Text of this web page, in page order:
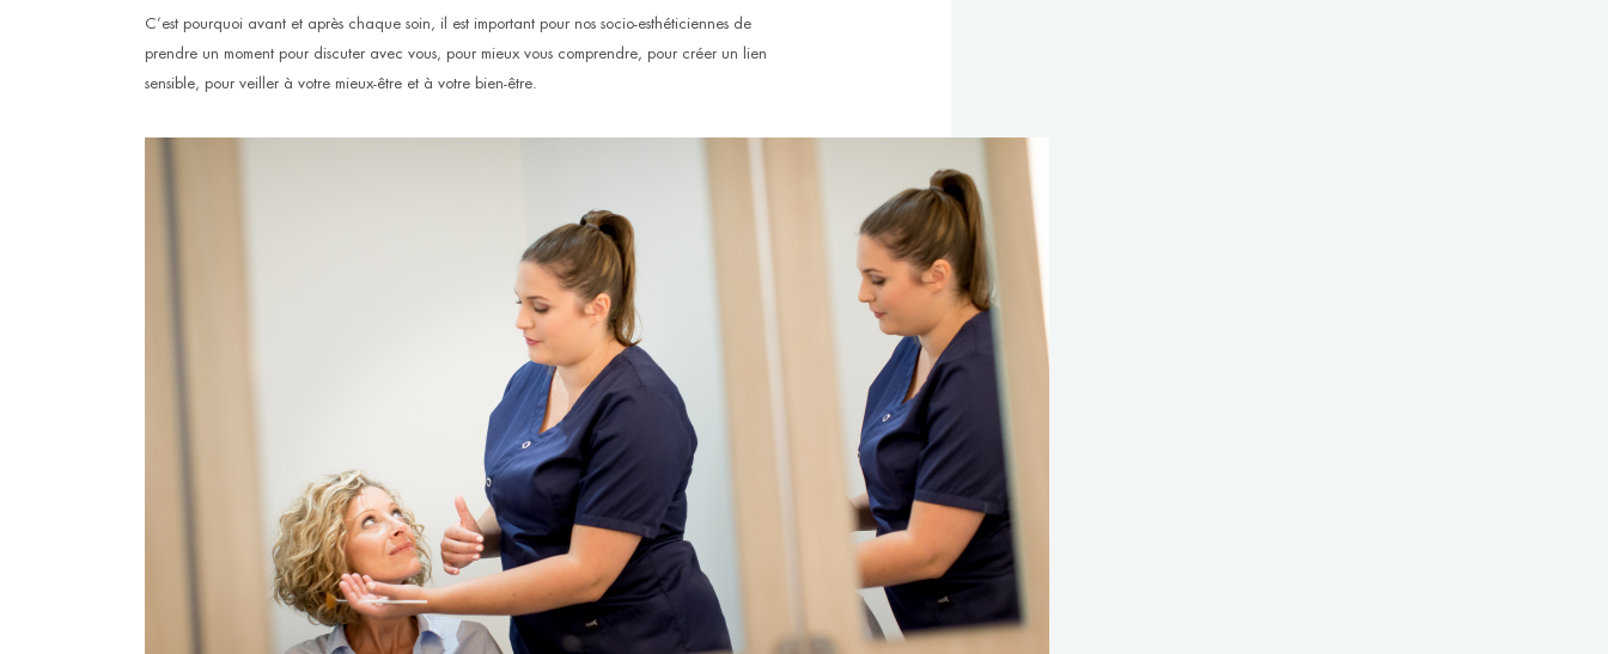
C’est pourquoi avant et après chaque soin, il est important pour nos socio-esthéticiennes de
prendre un moment pour discuter avec vous, pour mieux vous comprendre, pour créer un lien
sensible, pour veiller à votre mieux-être et à votre bien-être.